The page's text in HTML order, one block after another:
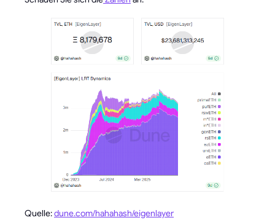
Quelle:dune.com/hahahash/eigenlayer